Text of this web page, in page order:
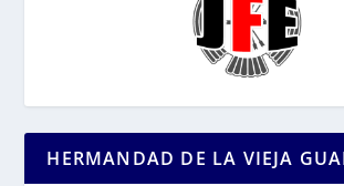
HERMANDAD DE LA VIEJA